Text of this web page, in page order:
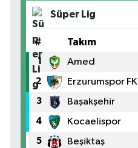
Süper Lig
# Takım
1 Amed
2 Erzurumspor FK
3 Başakşehir
4 Kocaelispor
5 Beşiktaş